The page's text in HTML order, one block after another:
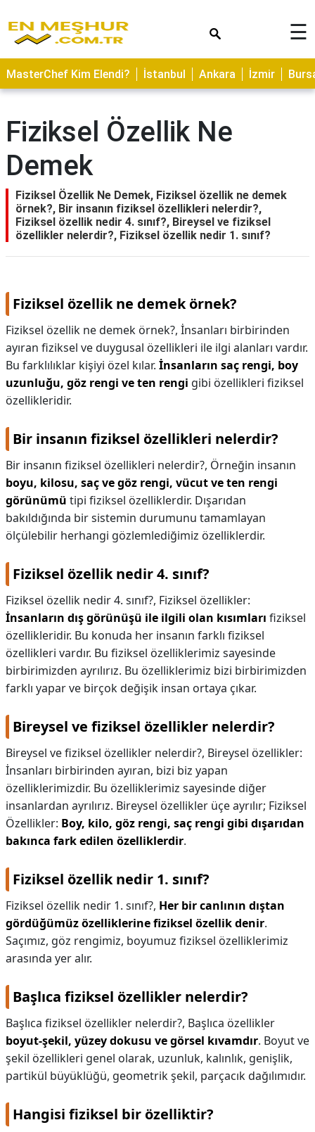
ASTROLOJİ
SAĞLIK
TARİFLERİ
GEZİLECEK
YERLER
CİLT
BAKIMI
NEDİR
HAMİLELİK
KAPLICALAR
İLETİŞİM
☰
MasterChef Kim Elendi? İstanbul Ankara İzmir
Fiziksel Özellik Ne
Demek
Fiziksel Özellik Ne Demek, Fiziksel özellik ne demek
örnek?, Bir insanın fiziksel özellikleri nelerdir?,
Fiziksel özellik nedir 4. sınıf?, Bireysel ve fiziksel
özellikler nelerdir?, Fiziksel özellik nedir 1. sınıf?
Fiziksel özellik ne demek örnek?
Fiziksel özellik ne demek örnek?, İnsanları birbirinden
ayıran fiziksel ve duygusal özellikleri ile ilgi alanları vardır.
Bu farklılıklar kişiyi özel kılar. İnsanların saç rengi, boy
uzunluğu, göz rengi ve ten rengi gibi özellikleri fiziksel
özellikleridir.
Bir insanın fiziksel özellikleri nelerdir?
Bir insanın fiziksel özellikleri nelerdir?, Örneğin insanın
boyu, kilosu, saç ve göz rengi, vücut ve ten rengi
görünümü tipi fiziksel özelliklerdir. Dışarıdan
bakıldığında bir sistemin durumunu tamamlayan
ölçülebilir herhangi gözlemlediğimiz özelliklerdir.
Fiziksel özellik nedir 4. sınıf?
Fiziksel özellik nedir 4. sınıf?, Fiziksel özellikler:
İnsanların dış görünüşü ile ilgili olan kısımları fiziksel
özellikleridir. Bu konuda her insanın farklı fiziksel
özellikleri vardır. Bu fiziksel özelliklerimiz sayesinde
birbirimizden ayrılırız. Bu özelliklerimiz bizi birbirimizden
farklı yapar ve birçok değişik insan ortaya çıkar.
Bireysel ve fiziksel özellikler nelerdir?
Bireysel ve fiziksel özellikler nelerdir?, Bireysel özellikler:
İnsanları birbirinden ayıran, bizi biz yapan
özelliklerimizdir. Bu özelliklerimiz sayesinde diğer
insanlardan ayrılırız. Bireysel özellikler üçe ayrılır; Fiziksel
Özellikler: Boy, kilo, göz rengi, saç rengi gibi dışarıdan
bakınca fark edilen özelliklerdir.
Fiziksel özellik nedir 1. sınıf?
Fiziksel özellik nedir 1. sınıf?, Her bir canlının dıştan
gördüğümüz özelliklerine fiziksel özellik denir.
Saçımız, göz rengimiz, boyumuz fiziksel özelliklerimiz
arasında yer alır.
Başlıca fiziksel özellikler nelerdir?
Başlıca fiziksel özellikler nelerdir?, Başlıca özellikler
boyut-şekil, yüzey dokusu ve görsel kıvamdır. Boyut ve
şekil özellikleri genel olarak, uzunluk, kalınlık, genişlik,
partikül büyüklüğü, geometrik şekil, parçacık dağılımıdır.
Hangisi fiziksel bir özelliktir?